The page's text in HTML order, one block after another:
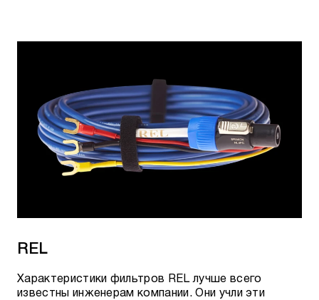
REL
Характеристики фильтров REL лучше всего
известны инженерам компании. Они учли эти